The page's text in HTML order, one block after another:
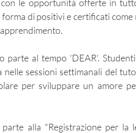
le opportunità offerte in
di positivi e certificati come
al tempo 'DEAR'.
sessioni settimanali del
per sviluppare un amore
alla "Registrazione per la